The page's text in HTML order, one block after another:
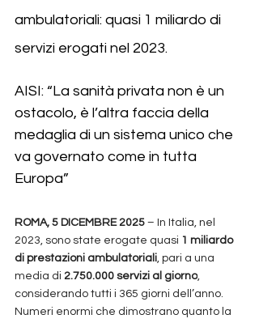
ambulatoriali: quasi 1 miliardo di
servizi erogati nel 2023.
AISI: “La sanità privata non è un
ostacolo, è l’altra faccia della
medaglia di un sistema unico che
va governato come in tutta
Europa”
ROMA, 5 DICEMBRE 2025 – In Italia, nel
2023, sono state erogate quasi 1 miliardo
di prestazioni ambulatoriali, pari a una
media di 2.750.000 servizi al giorno,
considerando tutti i 365 giorni dell’anno.
Numeri enormi che dimostrano quanto la